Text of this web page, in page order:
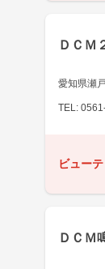
ＤＣＭ
愛知県瀬
TEL:
ビュー
ＤＣＭ